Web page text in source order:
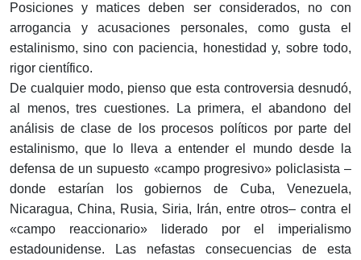
Posiciones y matices deben ser considerados, no con
arrogancia y acusaciones personales, como gusta el
estalinismo, sino con paciencia, honestidad y, sobre todo,
rigor científico.
De cualquier modo, pienso que esta controversia desnudó,
al menos, tres cuestiones. La primera, el abandono del
análisis de clase de los procesos políticos por parte del
estalinismo, que lo lleva a entender el mundo desde la
defensa de un supuesto «campo progresivo» policlasista –
donde estarían los gobiernos de Cuba, Venezuela,
Nicaragua, China, Rusia, Siria, Irán, entre otros– contra el
«campo reaccionario» liderado por el imperialismo
estadounidense. Las nefastas consecuencias de esta